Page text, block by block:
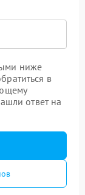
ниже
в
ответ на